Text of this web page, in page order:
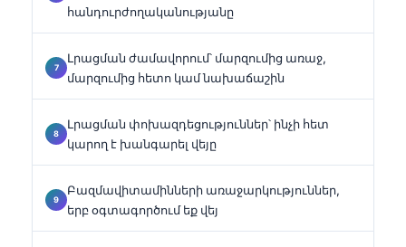
հանդուրժողականությանը
Լրացման ժամավորում՝ մարզումից առաջ,
մարզումից հետո կամ նախաճաշին
Լրացման փոխազդեցություններ՝ ինչի հետ
կարող է խանգարել վեյը
Բազմավիտամինների առաջարկություններ,
երբ օգտագործում եք վեյ